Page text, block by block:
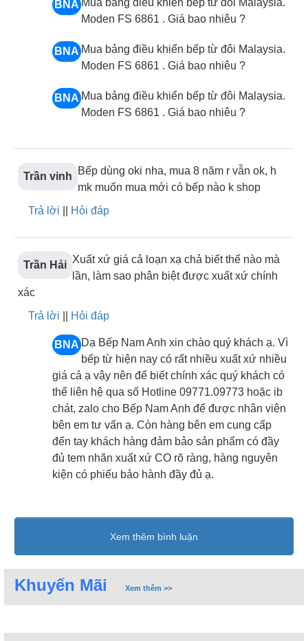
Là loại bếp chỉ có một vùng nấu, đa phần là loại bếp
từ lắp đặt dương. Bếp từ đơn có cả dòng lắp đặt
âm nhưng thường không phổ biến như bếp dương,
công suất tối đa khoảng 2100W. Sản phẩm chuyên
dành cho sinh viên hoặc dùng để ăn lẩu. Để hiểu rõ
dáng phổ biến là hình chữ nhật, thích hợp với bàn
bếp được tìm mua nhiều nhất hiện nay, giúp người
BNA Mua bảng điều khiển bếp từ đôi Malaysia.
Moden FS 6861 . Giá bao nhiêu ?
BNA Mua bảng điều khiển bếp từ đôi Malaysia.
Moden FS 6861 . Giá bao nhiêu ?
BNA Mua bảng điều khiển bếp từ đôi Malaysia.
Moden FS 6861 . Giá bao nhiêu ?
Trần vinh
Bếp dùng oki nha, mua 8 năm r vẫn ok, h
mk muốn mua mới có bếp nào k shop
Trả lời
Hỏi đáp
Trần Hải Xuất xứ giá cả loạn xạ chả biết thế nào mà
lần, làm sao phân biệt được xuất xứ chính
xác
Trả lời
Hỏi đáp
BNA Dạ Bếp Nam Anh xin chào quý khách ạ. Vì
bếp từ hiện nay có rất nhiều xuất xứ nhiều
giá cả ạ vậy nên để biết chính xác quý khách có
thể liên hệ qua số Hotline 09771.09773 hoặc ib
chát, zalo cho Bếp Nam Anh để được nhân viên
bên em tư vấn ạ. Còn hàng bên em cung cấp
đến tay khách hàng đảm bảo sản phẩm có đầy
đủ tem nhãn xuất xứ CO rõ ràng, hàng nguyên
kiện có phiếu bảo hành đầy đủ ạ.
Xem thêm bình luận
Khuyến Mãi Xem thêm >>